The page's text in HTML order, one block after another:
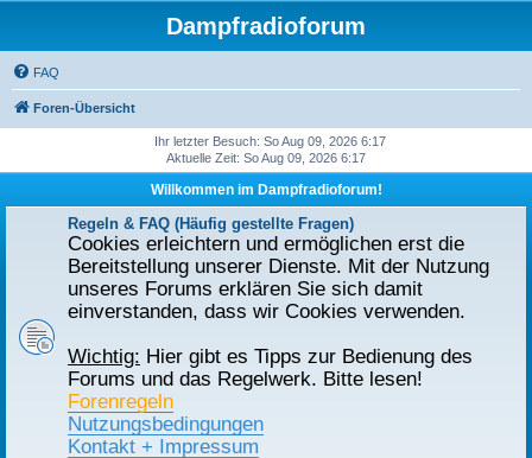
Dampfradioforum
FAQ
Foren-Übersicht
Ihr letzter Besuch: So Aug 09, 2026 6:17
Aktuelle Zeit: So Aug 09, 2026 6:17
Willkommen im Dampfradioforum!
Regeln & FAQ (Häufig gestellte Fragen)
Cookies erleichtern und ermöglichen erst die
Bereitstellung unserer Dienste. Mit der Nutzung
unseres Forums erklären Sie sich damit
einverstanden, dass wir Cookies verwenden.
Wichtig: Hier gibt es Tipps zur Bedienung des
Forums und das Regelwerk. Bitte lesen!
Forenregeln
Nutzungsbedingungen
Kontakt + Impressum